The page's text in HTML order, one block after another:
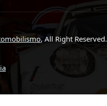
, All Right Reserved.